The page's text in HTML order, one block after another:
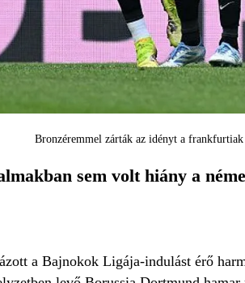
Bronzéremmel zárták az idényt a
sem volt hiány a
a Bajnokok Ligája-indulást érő